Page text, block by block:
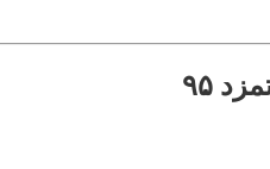
۹۵